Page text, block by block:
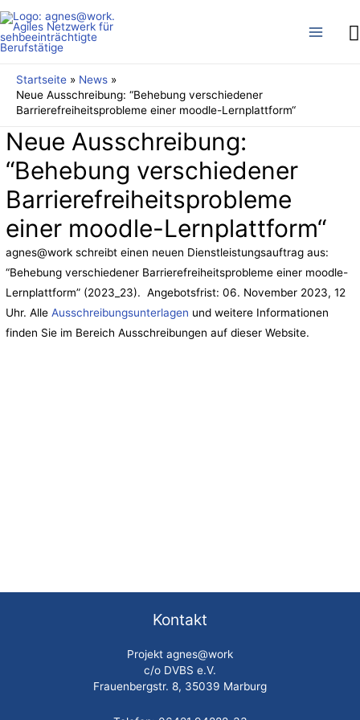
Startseite
News
Neue Ausschreibung: “Behebung verschiedener
Barrierefreiheitsprobleme einer moodle-Lernplattform“
Neue Ausschreibung:
“Behebung verschiedener
Barrierefreiheitsprobleme
einer moodle-Lernplattform“
agnes@work schreibt einen neuen Dienstleistungsauftrag aus:
“Behebung verschiedener Barrierefreiheitsprobleme einer moodle-
Lernplattform” (2023_23). Angebotsfrist: 06. November 2023, 12
Uhr. AlleAusschreibungsunterlagen und weitere Informationen
finden Sie im Bereich Ausschreibungen auf dieser Website.
Kontakt
Projekt agnes@work
c/o DVBS e.V.
Frauenbergstr. 8, 35039 Marburg